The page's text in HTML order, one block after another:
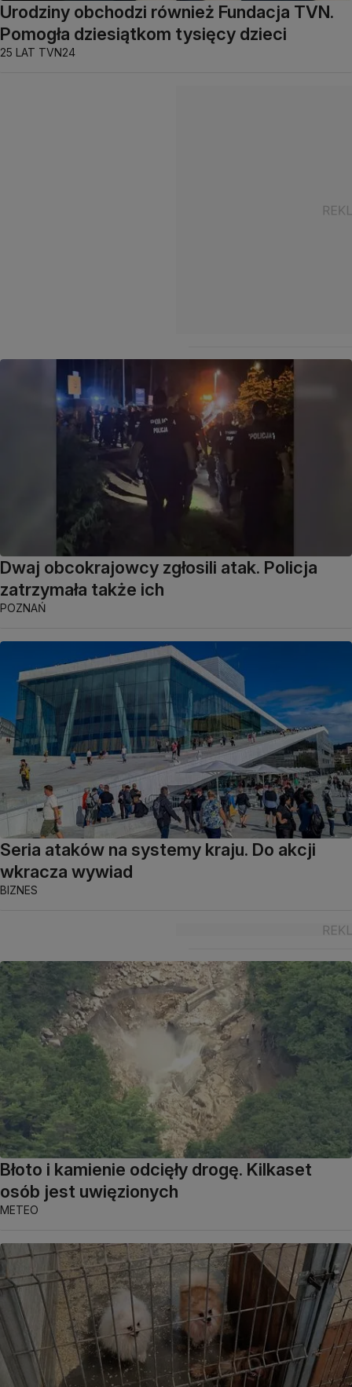
Urodziny obchodzi również Fundacja TVN.
Pomogła dziesiątkom tysięcy dzieci
25 LAT TVN24
Dwaj obcokrajowcy zgłosili atak. Policja
zatrzymała także ich
POZNAŃ
Seria ataków na systemy kraju. Do akcji
wkracza wywiad
BIZNES
Błoto i kamienie odcięły drogę. Kilkaset
osób jest uwięzionych
METEO